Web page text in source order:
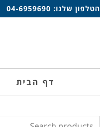
הטלפון שלנו: 04-6959690
דף הבית